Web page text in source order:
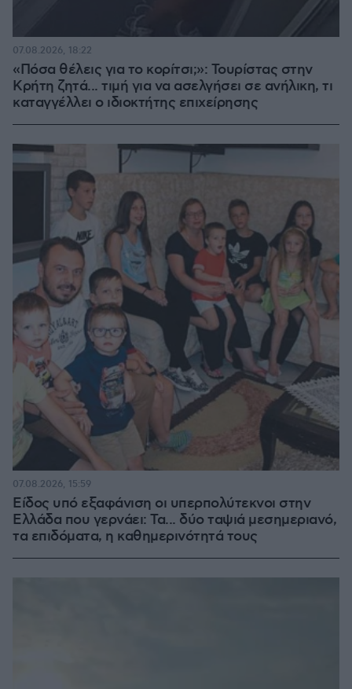
«Πόσα θέλεις για το κορίτσι;»: Τουρίστας στην
Κρήτη ζητά... τιμή για να ασελγήσει σε ανήλικη, τι
καταγγέλλει ο ιδιοκτήτης επιχείρησης
07.08.2026, 18:22
Είδος υπό εξαφάνιση οι υπερπολύτεκνοι στην
Ελλάδα που γερνάει: Τα... δύο ταψιά μεσημεριανό,
τα επιδόματα, η καθημερινότητά τους
07.08.2026, 15:59